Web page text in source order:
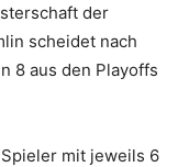
der
scheidet nach
8 aus den Playoffs
mit jeweils 6